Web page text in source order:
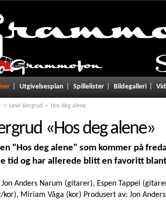
Utgivelsesplan Spillelister Bildegalleri
Lewi Bergrud Hos deg alene
«Hos deg alene»
"Hos deg alene" som kommer på
tid og har allerede blitt en favoritt
Anders Narum (gitarer), Espen Tappel
Miriam Våga (kor) Produsert av: Jon